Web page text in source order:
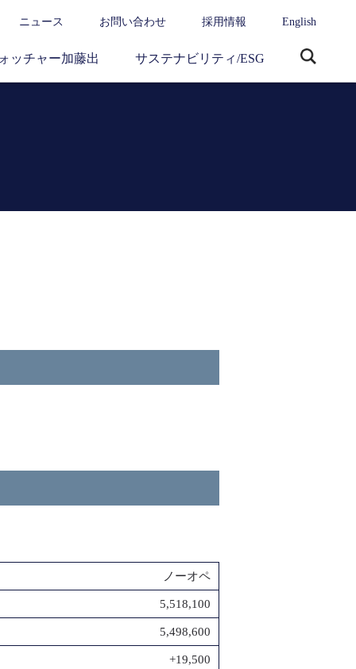
ニュース お問い合わせ 採用情報 English
ッチャー加藤出 サステナビリティ/ESG
ノーオペ
5,518,100
5,498,600
+19,500